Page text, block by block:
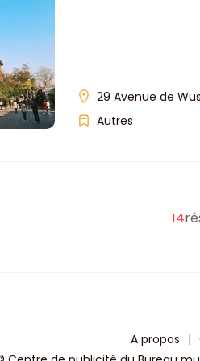
29 Avenue de
Autres
14
A propos |